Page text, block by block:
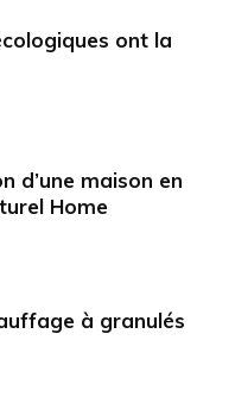
ont la
d’une maison en
Home
à granulés